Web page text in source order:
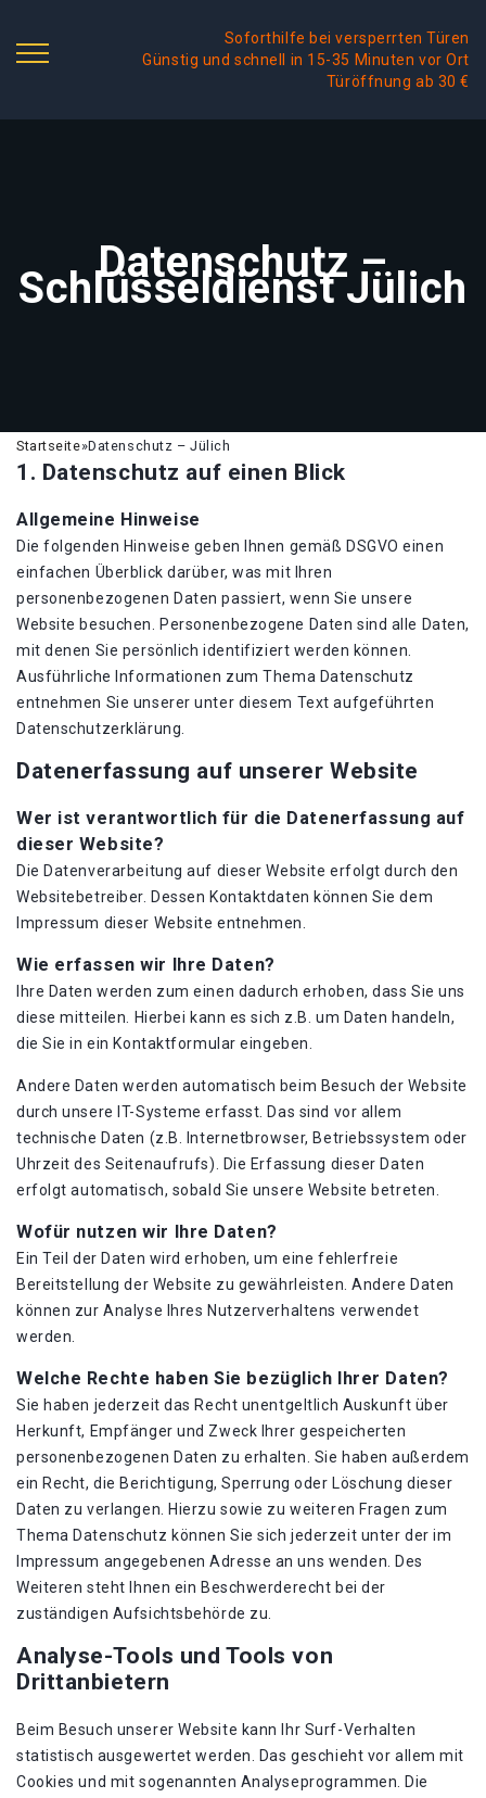
Soforthilfe bei versperrten Türen
Günstig und schnell in 15-35 Minuten vor Ort
Türöffnung ab 30 €
Datenschutz –
Schlüsseldienst Jülich
Startseite»Datenschutz – Jülich
1. Datenschutz auf einen Blick
Allgemeine Hinweise
Die folgenden Hinweise geben Ihnen gemäß DSGVO einen
einfachen Überblick darüber, was mit Ihren
personenbezogenen Daten passiert, wenn Sie unsere
Website besuchen. Personenbezogene Daten sind alle Daten,
mit denen Sie persönlich identifiziert werden können.
Ausführliche Informationen zum Thema Datenschutz
entnehmen Sie unserer unter diesem Text aufgeführten
Datenschutzerklärung.
Datenerfassung auf unserer Website
Wer ist verantwortlich für die Datenerfassung auf
dieser Website?
Die Datenverarbeitung auf dieser Website erfolgt durch den
Websitebetreiber. Dessen Kontaktdaten können Sie dem
Impressum dieser Website entnehmen.
Wie erfassen wir Ihre Daten?
Ihre Daten werden zum einen dadurch erhoben, dass Sie uns
diese mitteilen. Hierbei kann es sich z.B. um Daten handeln,
die Sie in ein Kontaktformular eingeben.
Andere Daten werden automatisch beim Besuch der Website
durch unsere IT-Systeme erfasst. Das sind vor allem
technische Daten (z.B. Internetbrowser, Betriebssystem oder
Uhrzeit des Seitenaufrufs). Die Erfassung dieser Daten
erfolgt automatisch, sobald Sie unsere Website betreten.
Wofür nutzen wir Ihre Daten?
Ein Teil der Daten wird erhoben, um eine fehlerfreie
Bereitstellung der Website zu gewährleisten. Andere Daten
können zur Analyse Ihres Nutzerverhaltens verwendet
werden.
Welche Rechte haben Sie bezüglich Ihrer Daten?
Sie haben jederzeit das Recht unentgeltlich Auskunft über
Herkunft, Empfänger und Zweck Ihrer gespeicherten
personenbezogenen Daten zu erhalten. Sie haben außerdem
ein Recht, die Berichtigung, Sperrung oder Löschung dieser
Daten zu verlangen. Hierzu sowie zu weiteren Fragen zum
Thema Datenschutz können Sie sich jederzeit unter der im
Impressum angegebenen Adresse an uns wenden. Des
Weiteren steht Ihnen ein Beschwerderecht bei der
zuständigen Aufsichtsbehörde zu.
Analyse-Tools und Tools von
Drittanbietern
Beim Besuch unserer Website kann Ihr Surf-Verhalten
statistisch ausgewertet werden. Das geschieht vor allem mit
Cookies und mit sogenannten Analyseprogrammen. Die